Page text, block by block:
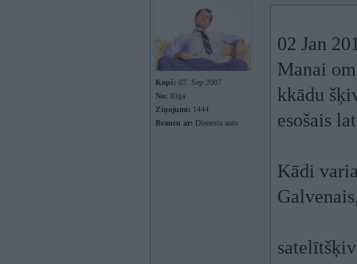
Kopš: 07. Sep 2007
No: Rīga
Ziņojumi: 1444
Braucu ar: Dienesta auto
02 Jan
Manai
kkādu
esošais
Kādi